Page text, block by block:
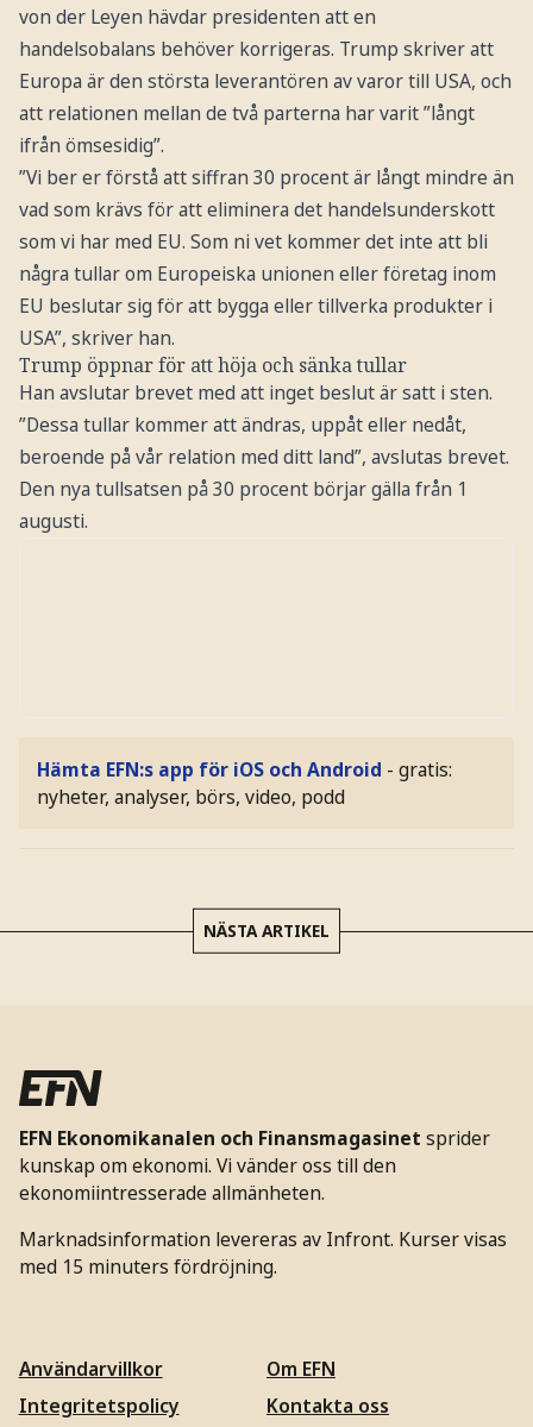
von der Leyen hävdar presidenten att en
handelsobalans behöver korrigeras. Trump skriver att
Europa är den största leverantören av varor till USA, och
att relationen mellan de två parterna har varit ”långt
ifrån ömsesidig”.
”Vi ber er förstå att siffran 30 procent är långt mindre än
vad som krävs för att eliminera det handelsunderskott
som vi har med EU. Som ni vet kommer det inte att bli
några tullar om Europeiska unionen eller företag inom
EU beslutar sig för att bygga eller tillverka produkter i
USA”, skriver han.
Trump öppnar för att höja och sänka tullar
Han avslutar brevet med att inget beslut är satt i sten.
”Dessa tullar kommer att ändras, uppåt eller nedåt,
beroende på vår relation med ditt land”, avslutas brevet.
Den nya tullsatsen på 30 procent börjar gälla från 1
augusti.
Hämta EFN:s app för iOS och Android - gratis:
nyheter, analyser, börs, video, podd
NÄSTA ARTIKEL
EFN Ekonomikanalen och Finansmagasinet sprider
kunskap om ekonomi. Vi vänder oss till den
ekonomiintresserade allmänheten.
Marknadsinformation levereras av Infront. Kurser visas
med 15 minuters fördröjning.
Användarvillkor
Integritetspolicy
Om EFN
Kontakta oss